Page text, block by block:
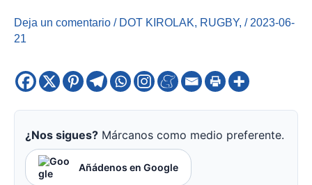
Deja un comentario / DOT KIROLAK, RUGBY, / 2023-06-
21
¿Nos sigues? Márcanos como medio preferente.
Añádenos en Google